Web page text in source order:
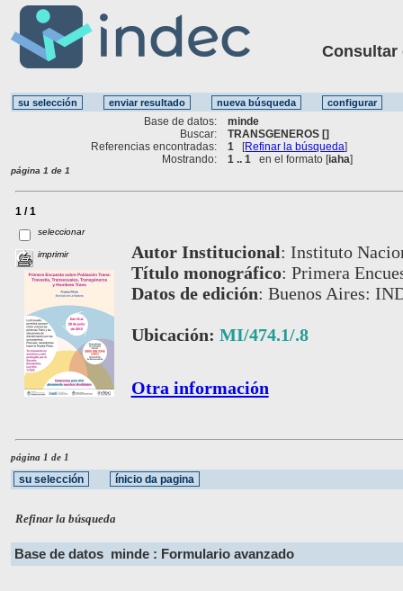
Consultar
Base de datos:
minde
Buscar:
TRANSGENEROS []
Referencias encontradas:
1 [Refinar la búsqueda]
Mostrando:
1 .. 1 en el formato [iaha]
página 1 de 1
1 / 1
seleccionar
imprimir Autor Institucional: Instituto
Título monográfico: Primera
Datos de edición: Buenos Aires:
Ubicación: MI/474.1/.8
Otra información
página 1 de 1
Refinar la búsqueda
Base de datos minde : Formulario avanzado